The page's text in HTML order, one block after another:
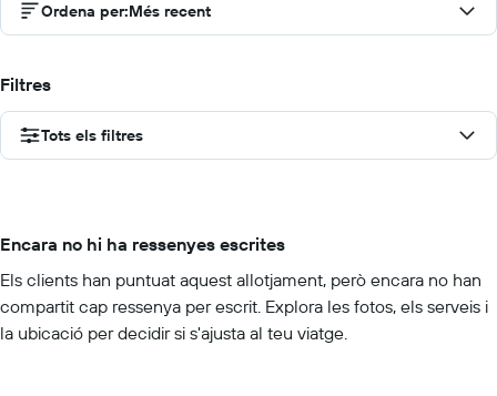
Ordena per:Més recent
Filtres
Tots els filtres
Encara no hi ha ressenyes escrites
Els clients han puntuat aquest allotjament, però encara no han
compartit cap ressenya per escrit. Explora les fotos, els serveis i
la ubicació per decidir si s'ajusta al teu viatge.